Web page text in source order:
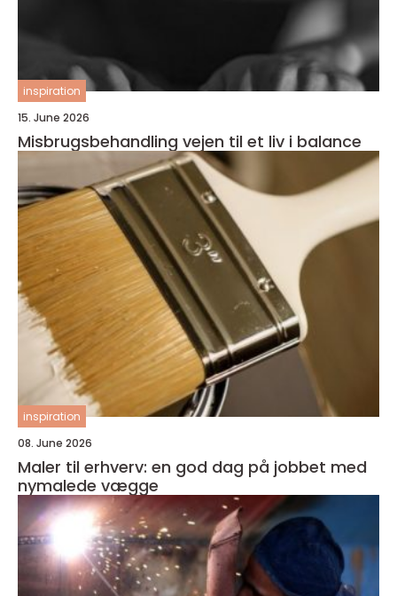
inspiration
15. June 2026
Misbrugsbehandling vejen til et liv i balance
inspiration
08. June 2026
Maler til erhverv: en god dag på jobbet med
nymalede vægge